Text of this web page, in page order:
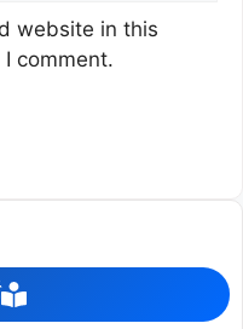
website in this
comment.